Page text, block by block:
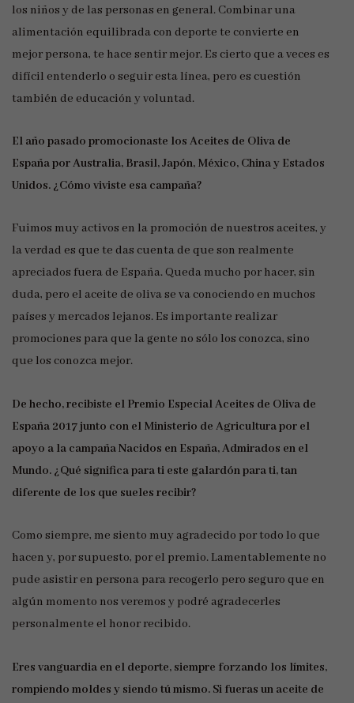
los niños y de las personas en general. Combinar una
alimentación equilibrada con deporte te convierte en
mejor persona, te hace sentir mejor. Es cierto que a veces es
difícil entenderlo o seguir esta línea, pero es cuestión
también de educación y voluntad.
El año pasado promocionaste los Aceites de Oliva de
España por Australia, Brasil, Japón, México, China y Estados
Unidos. ¿Cómo viviste esa campaña?
Fuimos muy activos en la promoción de nuestros aceites, y
la verdad es que te das cuenta de que son realmente
apreciados fuera de España. Queda mucho por hacer, sin
duda, pero el aceite de oliva se va conociendo en muchos
países y mercados lejanos. Es importante realizar
promociones para que la gente no sólo los conozca, sino
que los conozca mejor.
De hecho, recibiste el Premio Especial Aceites de Oliva de
España 2017 junto con el Ministerio de Agricultura por el
apoyo a la campaña Nacidos en España, Admirados en el
Mundo. ¿Qué significa para ti este galardón para ti, tan
diferente de los que sueles recibir?
Como siempre, me siento muy agradecido por todo lo que
hacen y, por supuesto, por el premio. Lamentablemente no
pude asistir en persona para recogerlo pero seguro que en
algún momento nos veremos y podré agradecerles
personalmente el honor recibido.
Eres vanguardia en el deporte, siempre forzando los límites,
rompiendo moldes y siendo tú mismo. Si fueras un aceite de